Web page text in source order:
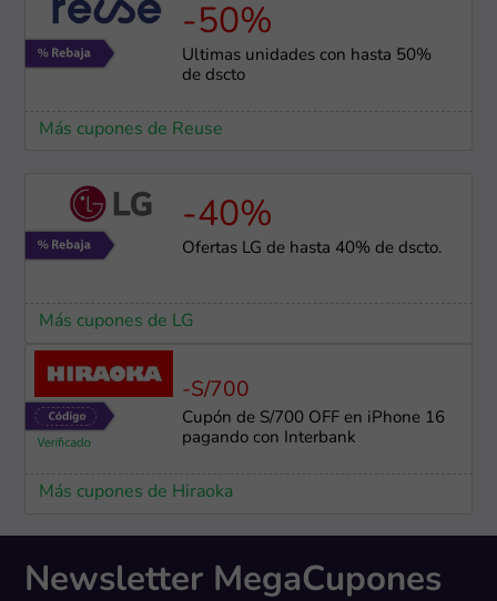
-50%
Últimas unidades con hasta 50%
de dscto
Más cupones de Reuse
-40%
Ofertas LG de hasta 40% de dscto.
Más cupones de LG
-S/700
Cupón de S/700 OFF en iPhone 16
pagando con Interbank
Más cupones de Hiraoka
Newsletter MegaCupones